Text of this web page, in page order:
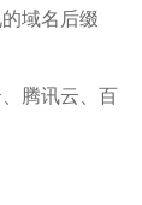
域名后缀
腾讯云、百